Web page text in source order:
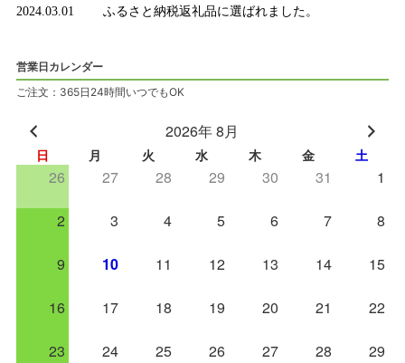
2024.03.01 ふるさと納税返礼品に選ばれました。
営業日カレンダー
ご注文：365日24時間いつでもOK
2026年 8月
日 月 火 水 木 金 土
26 27 28 29 30 31 1
2 3 4 5 6 7 8
9 10 11 12 13 14 15
16 17 18 19 20 21 22
23 24 25 26 27 28 29